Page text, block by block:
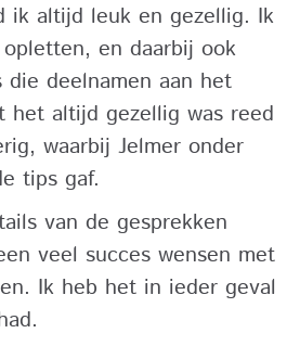
ik altijd leuk en gezellig. Ik
en daarbij ook
deelnamen aan het
het altijd gezellig was reed
waarbij Jelmer onder
tips gaf.
van de gesprekken
veel succes wensen met
Ik heb het in ieder geval